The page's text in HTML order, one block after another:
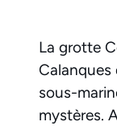
La grotte
Calanques
sous-
mystères.